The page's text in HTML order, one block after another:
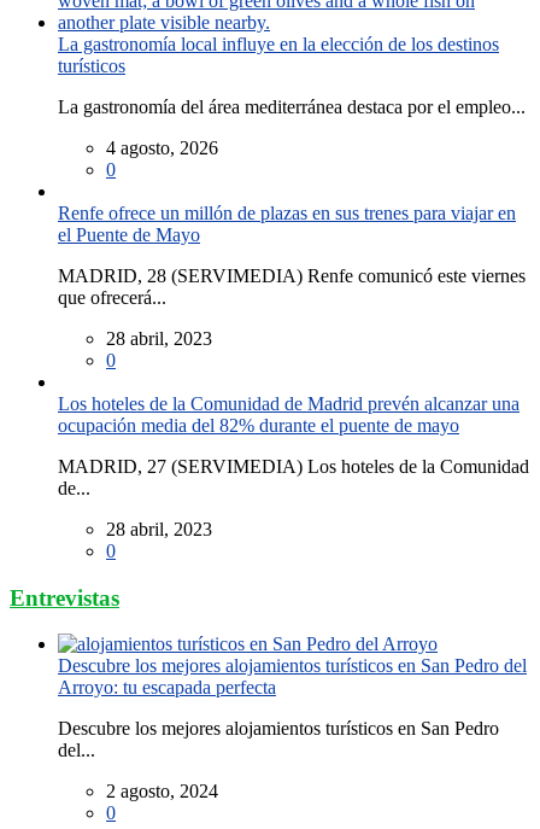
La gastronomía local influye en la elección de los destinos
turísticos
La gastronomía del área mediterránea destaca por el empleo...
4 agosto, 2026
0
Renfe ofrece un millón de plazas en sus trenes para viajar en
el Puente de Mayo
MADRID, 28 (SERVIMEDIA) Renfe comunicó este viernes
que ofrecerá...
28 abril, 2023
0
Los hoteles de la Comunidad de Madrid prevén alcanzar una
ocupación media del 82% durante el puente de mayo
MADRID, 27 (SERVIMEDIA) Los hoteles de la Comunidad
de...
28 abril, 2023
0
Entrevistas
Descubre los mejores alojamientos turísticos en San Pedro del
Arroyo: tu escapada perfecta
Descubre los mejores alojamientos turísticos en San Pedro
del...
2 agosto, 2024
0